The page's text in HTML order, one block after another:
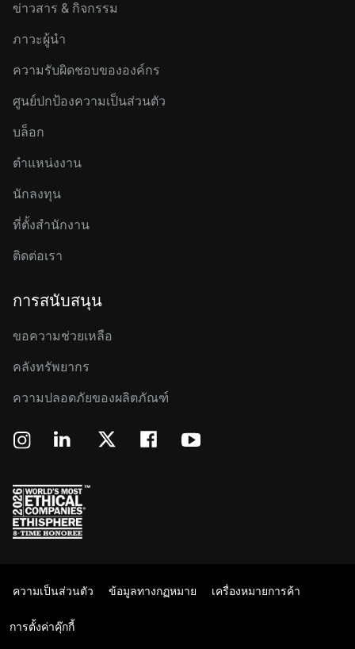
ข่าวสาร & กิจกรรม
ภาวะผู้นำ
ความรับผิดชอบขององค์กร
ศูนย์ปกป้องความเป็นส่วนตัว
บล็อก
ตำแหน่งงาน
นักลงทุน
ที่ตั้งสำนักงาน
ติดต่อเรา
การสนับสนุน
ขอความช่วยเหลือ
คลังทรัพยากร
ความปลอดภัยของผลิตภัณฑ์
ความเป็นส่วนตัว ข้อมูลทางกฏหมาย เครื่องหมายการค้า
การตั้งค่าคุ๊กกี้